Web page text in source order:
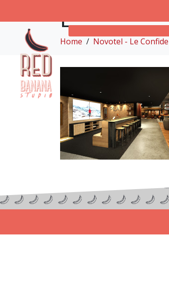
E
Home Novotel - Le